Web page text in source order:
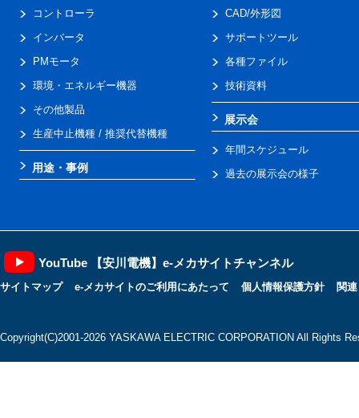
コントローラ
インバータ
PMモータ
環境・エネルギー機器
その他製品
生産中止機種 / 推奨代替機種
用途・事例
CAD/外形図
サポートツール
各種ファイル
技術資料
展示会
年間スケジュール
過去の展示会の様子
YouTube 【安川電機】e-メカサイトチャンネル
サイトマップ e-メカサイトのご利用にあたって 個人情報保護方針 関
Copyright(C)2001‐2026 YASKAWA ELECTRIC CORPORATION All Rights